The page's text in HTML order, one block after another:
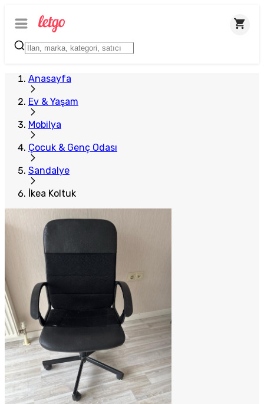
Anasayfa
Ev & Yaşam
Mobilya
Çocuk & Genç Odası
Sandalye
İkea Koltuk